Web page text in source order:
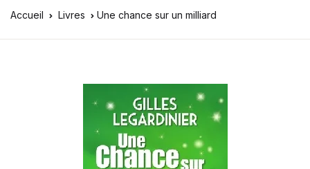
Accueil Livres Une chance sur un milliard